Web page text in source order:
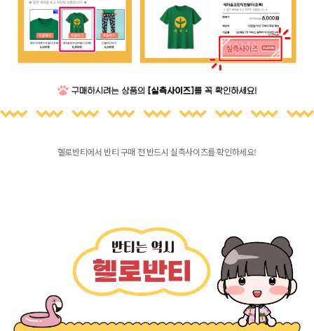
헬로반티에서 반티 구매 전 반드시 실측사이즈를 확인하세요!